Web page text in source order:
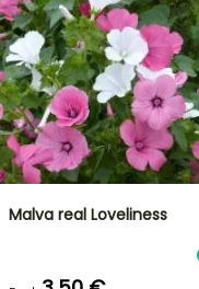
Malva real Loveliness